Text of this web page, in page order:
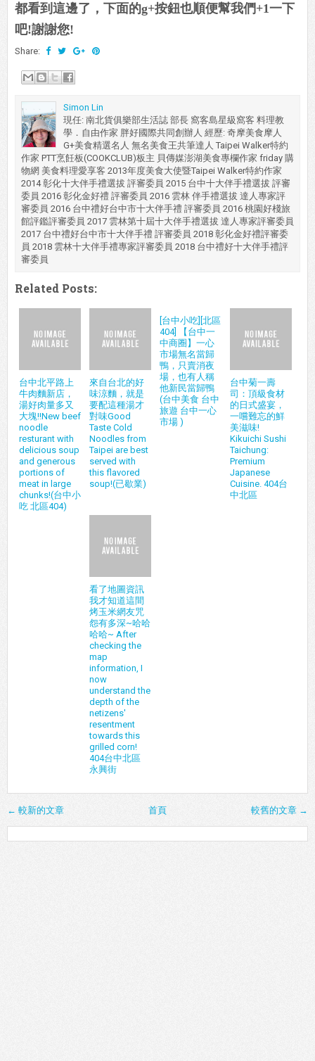
都看到這邊了，下面的g+按鈕也順便幫我們+1一下
吧!謝謝您!
Share:
Simon Lin
現任: 南北貨俱樂部生活誌 部長 窩客島星級窩客 料理教
學．自由作家 胖好國際共同創辦人 經歷: 奇摩美食摩人
G+美食精選名人 無名美食王共筆達人 Taipei Walker特約
作家 PTT烹飪板(COOKCLUB)板主 貝傳媒澎湖美食專欄作家 friday 購
物網 美食料理愛享客 2013年度美食大使暨Taipei Walker特約作家
2014 彰化十大伴手禮選拔 評審委員 2015 台中十大伴手禮選拔 評審
委員 2016 彰化金好禮 評審委員 2016 雲林 伴手禮選拔 達人專家評
審委員 2016 台中禮好台中市十大伴手禮 評審委員 2016 桃園好棧旅
館評鑑評審委員 2017 雲林第十屆十大伴手禮選拔 達人專家評審委員
2017 台中禮好台中市十大伴手禮 評審委員 2018 彰化金好禮評審委
員 2018 雲林十大伴手禮專家評審委員 2018 台中禮好十大伴手禮評
審委員
Related Posts:
台中北平路上
牛肉麵新店，
湯好肉量多又
大塊!!New beef
noodle
resturant with
delicious soup
and generous
portions of
meat in large
chunks!(台中小
吃 北區404)
來自台北的好
味涼麵，就是
要配這種湯才
對味Good
Taste Cold
Noodles from
Taipei are best
served with
this flavored
soup!(已歇業)
[台中小吃][北區
404] 【台中一
中商圈】一心
市場無名當歸
鴨，只賣消夜
場，也有人稱
他新民當歸鴨
(台中美食 台中
旅遊 台中一心
市場 )
台中菊一壽
司：頂級食材
的日式盛宴，
一嚐難忘的鮮
美滋味!
Kikuichi Sushi
Taichung:
Premium
Japanese
Cuisine. 404台
中北區
看了地圖資訊
我才知道這間
烤玉米網友咒
怨有多深~哈哈
哈哈~ After
checking the
map
information, I
now
understand the
depth of the
netizens'
resentment
towards this
grilled corn!
404台中北區
永興街
← 較新的文章 較舊的文章 →
首頁